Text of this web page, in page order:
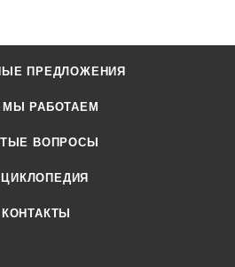
ПРЕДЛОЖЕНИЯ
МЫ РАБОТАЕМ
ВОПРОСЫ
КОНТАКТЫ